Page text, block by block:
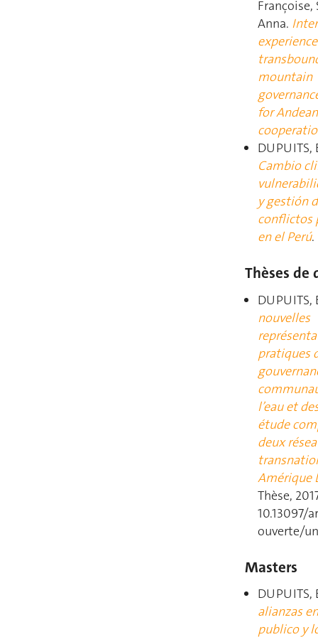
Françoise,
Anna.
mountain
for Andean
DUPUITS,
Cambio
y gestión
conflictos
en el Perú.
Thèses de
nouvelles
pratiques
l’eau et
étude
deux
Amérique
Thèse,
10.13097/
ouverte/
Masters
alianzas
publico y